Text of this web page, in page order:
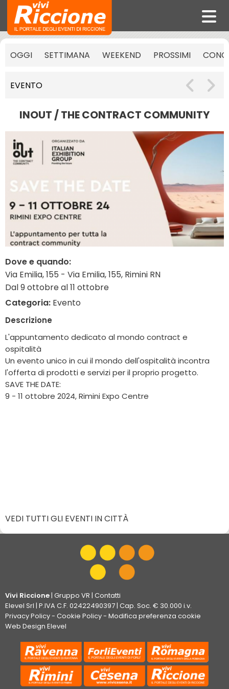
OGGI SETTIMANA WEEKEND PROSSIMI
EVENTO
INOUT / THE CONTRACT COMMUNITY
Dove e quando:
Via Emilia, 155 - Via Emilia, 155, Rimini RN
Dal 9 ottobre al 11 ottobre
Categoria: Evento
Descrizione
L'appuntamento dedicato al mondo contract e
ospitalità
Un evento unico in cui il mondo dell'ospitalità incontra
l'offerta di prodotti e servizi per il proprio progetto.
SAVE THE DATE:
9 - 11 ottobre 2024, Rimini Expo Centre
VEDI TUTTI GLI EVENTI IN CITTÀ
Vivi Riccione| Gruppo VR | Contatti
Elevel Srl | P.IVA C.F. 02422490397 | Cap. Soc. € 30.000 i.v.
Privacy Policy- Cookie Policy- Modifica preferenza cookie
Web Design Elevel